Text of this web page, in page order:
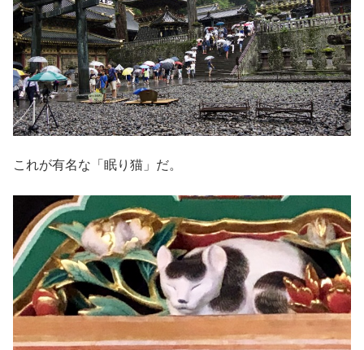
これが有名な「眠り猫」だ。